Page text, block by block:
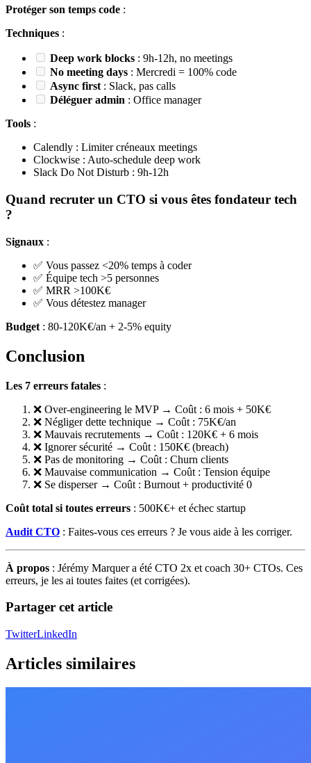
Protéger son temps code :
Techniques :
Deep work blocks : 9h-12h, no meetings
No meeting days : Mercredi = 100% code
Async first : Slack, pas calls
Déléguer admin : Office manager
Tools :
Calendly : Limiter créneaux meetings
Clockwise : Auto-schedule deep work
Slack Do Not Disturb : 9h-12h
Quand recruter un CTO si vous êtes fondateur tech
?
Signaux :
✅ Vous passez <20% temps à coder
✅ Équipe tech >5 personnes
✅ MRR >100K€
✅ Vous détestez manager
Budget : 80-120K€/an + 2-5% equity
Conclusion
Les 7 erreurs fatales :
❌ Over-engineering le MVP → Coût : 6 mois + 50K€
❌ Négliger dette technique → Coût : 75K€/an
❌ Mauvais recrutements → Coût : 120K€ + 6 mois
❌ Ignorer sécurité → Coût : 150K€ (breach)
❌ Pas de monitoring → Coût : Churn clients
❌ Mauvaise communication → Coût : Tension équipe
❌ Se disperser → Coût : Burnout + productivité 0
Coût total si toutes erreurs : 500K€+ et échec startup
Audit CTO : Faites-vous ces erreurs ? Je vous aide à les corriger.
À propos : Jérémy Marquer a été CTO 2x et coach 30+ CTOs. Ces
erreurs, je les ai toutes faites (et corrigées).
Partager cet article
TwitterLinkedIn
Articles similaires